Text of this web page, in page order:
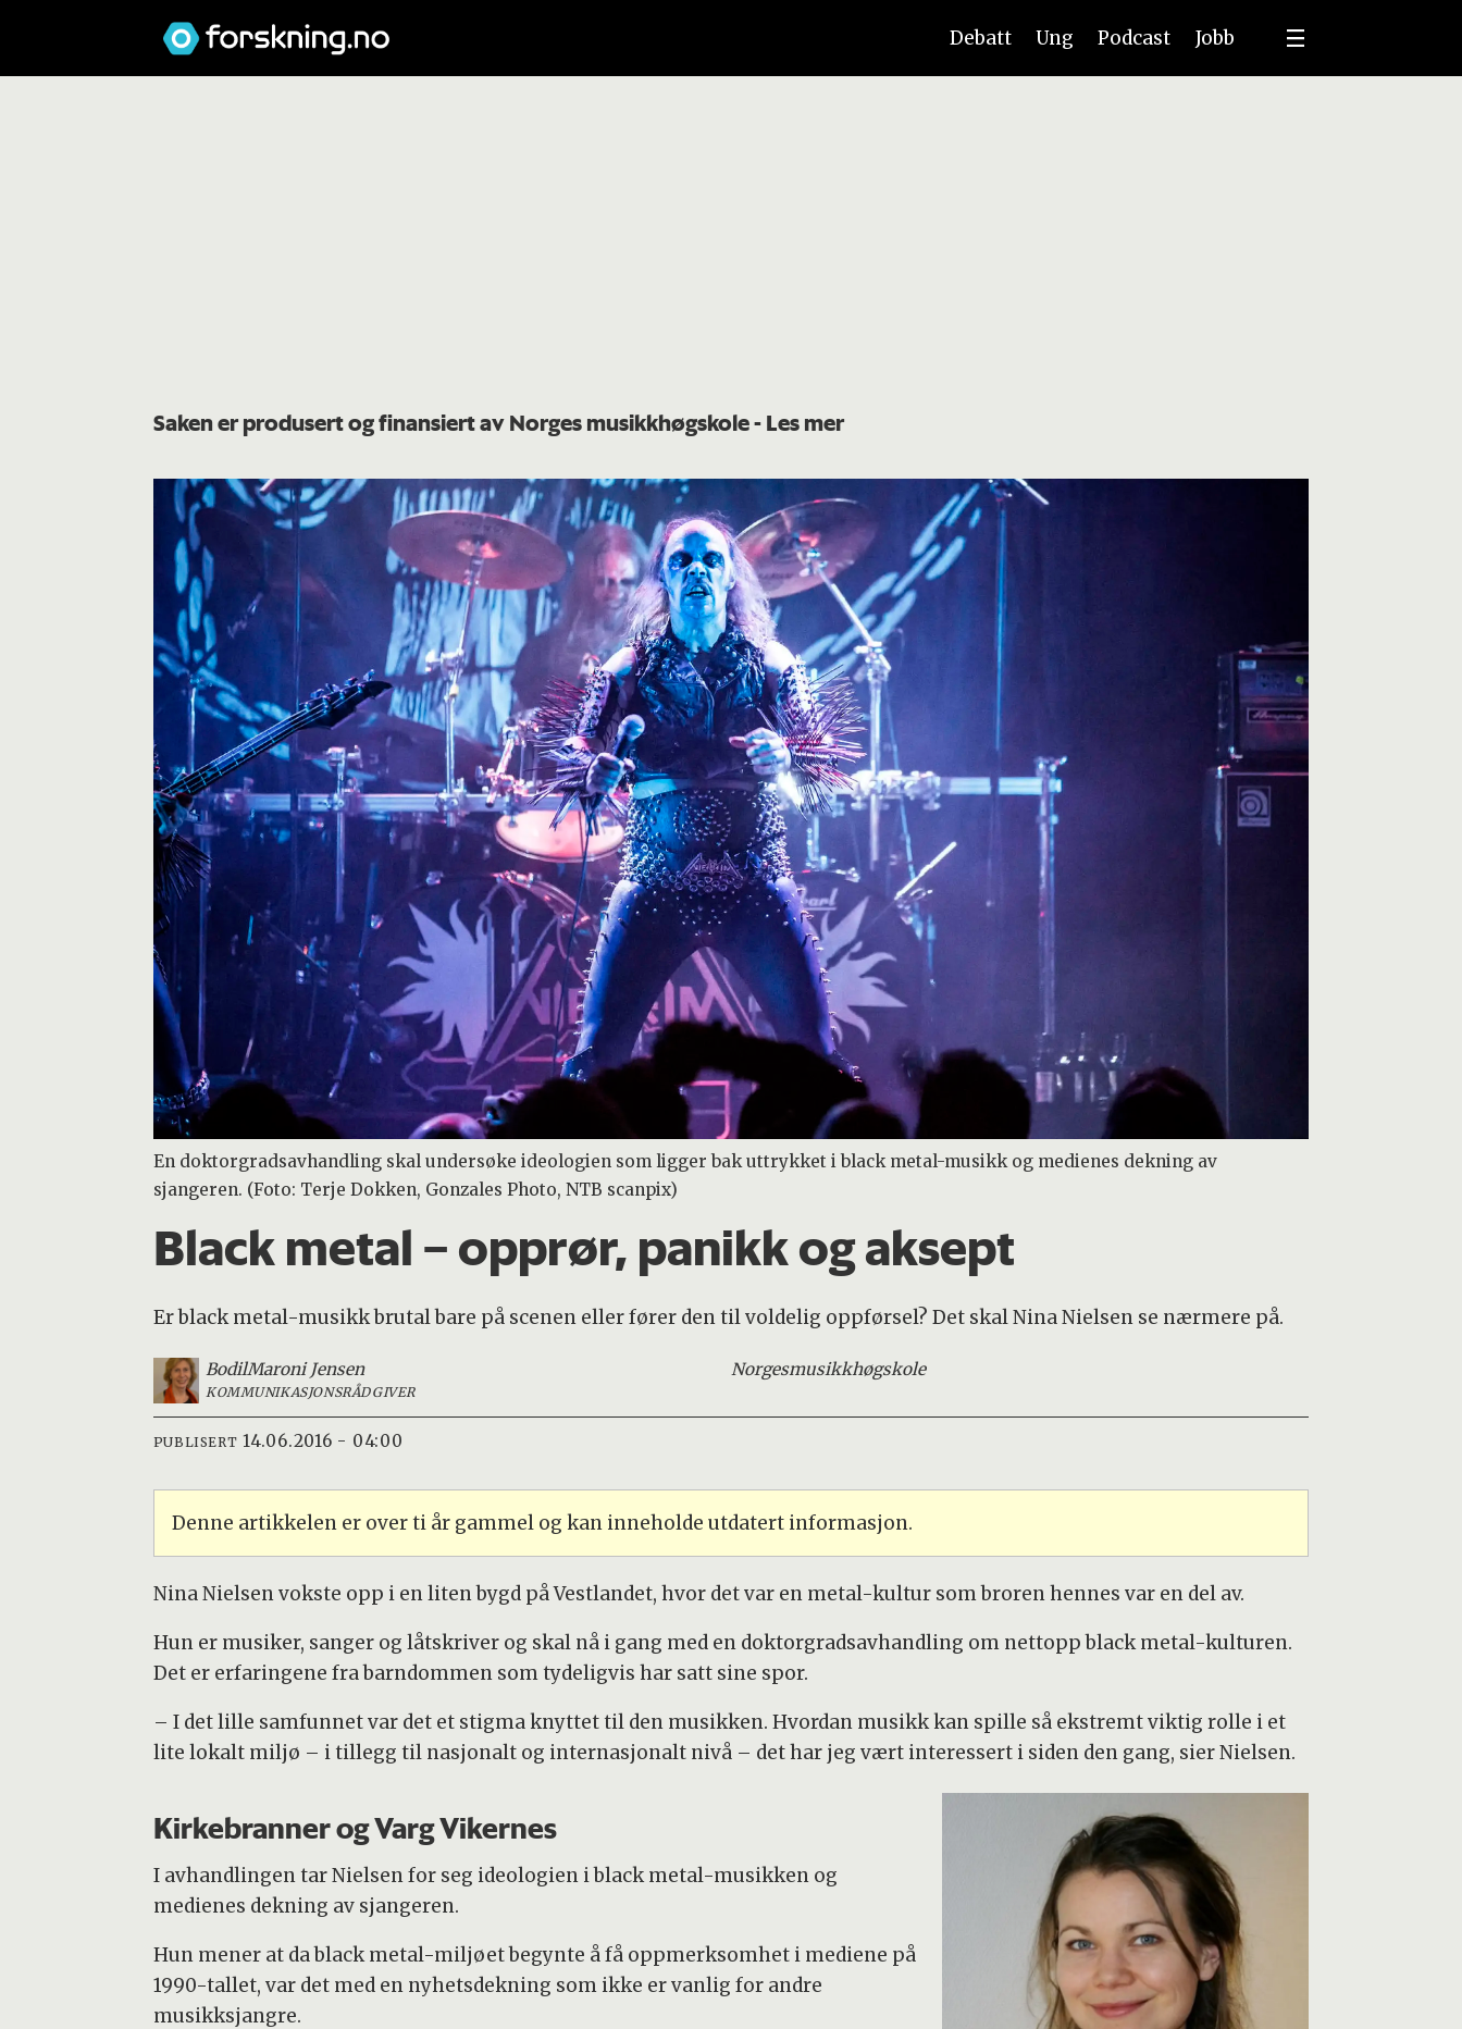
Debatt Ung Podcast Jobb
Saken er produsert og finansiert av Norges musikkhøgskole- Les mer
En doktorgradsavhandling skal undersøke ideologien som ligger bak uttrykket i black metal-musikk og medienes dekning av
sjangeren. (Foto: Terje Dokken, Gonzales Photo, NTB scanpix)
Black metal – opprør, panikk og aksept
Er black metal-musikk brutal bare på scenen eller fører den til voldelig oppførsel? Det skal Nina Nielsen se nærmere på.
BodilMaroni Jensen
KOMMUNIKASJONSRÅDGIVER
Norgesmusikkhøgskole
PUBLISERT 14.06.2016 - 04:00
Denne artikkelen er over ti år gammel og kan inneholde utdatert informasjon.
Nina Nielsenvokste opp i en liten bygd på Vestlandet, hvor det var en metal-kultur som broren hennes var en del av.
Hun er musiker, sanger og låtskriver og skal nå i gang med en doktorgradsavhandling om nettopp black metal-kulturen.
Det er erfaringene fra barndommen som tydeligvis har satt sine spor.
– I det lille samfunnet var det et stigma knyttet til den musikken. Hvordan musikk kan spille så ekstremt viktig rolle i et
lite lokalt miljø – i tillegg til nasjonalt og internasjonalt nivå – det har jeg vært interessert i siden den gang, sier Nielsen.
Kirkebranner og Varg Vikernes
I avhandlingen tar Nielsen for seg ideologien i black metal-musikken og
medienes dekning av sjangeren.
Hun mener at da black metal-miljøet begynte å få oppmerksomhet i mediene på
1990-tallet, var det med en nyhetsdekning som ikke er vanlig for andre
musikksjangre.